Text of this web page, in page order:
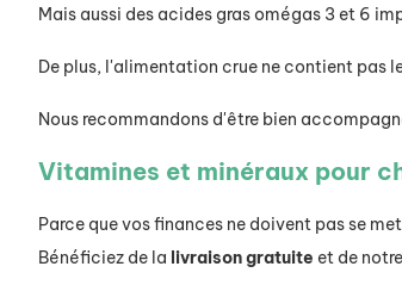
Mais aussi des acides gras omégas 3 et 6
De plus, l'alimentation crue ne contient pas
Nous recommandons d'être bien
Vitamines et minéraux pour
Parce que vos finances ne doivent pas se
Bénéficiez de la livraison gratuite et de